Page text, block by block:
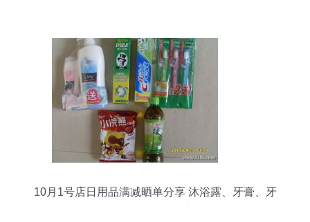
10月1号店日用品满减晒单分享 沐浴露、牙膏、牙